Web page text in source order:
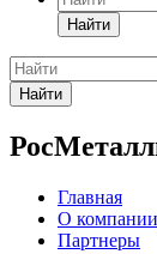
Найти
Найти
Главная
О компании
Партнеры